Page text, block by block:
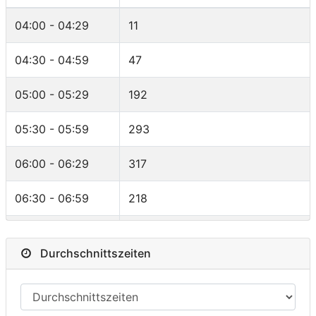
Austria
F30-34 37
F40-44 37
M18-24 30
F45-49 29
F35-39 28
F25-29 25
MRELAYTEAMS 24
MPRO 18
F50-54 16
04:00 - 04:29 11
04:30 - 04:59 47
05:00 - 05:29 192
05:30 - 05:59 293
06:00 - 06:29 317
06:30 - 06:59 218
07:30 - 07:59 65
08:00 - 08:29 19
Durchschnittszeiten